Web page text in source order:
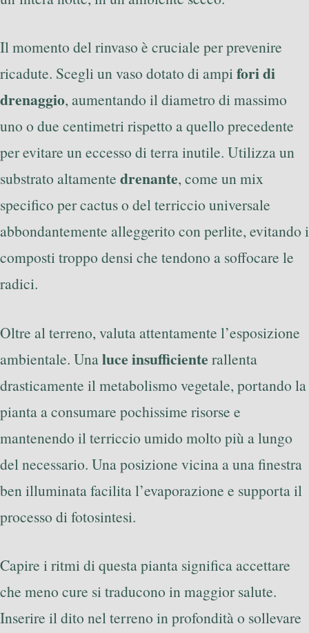
Il momento del rinvaso è cruciale per prevenire
ricadute. Scegli un vaso dotato di ampifori di
drenaggio, aumentando il diametro di massimo
uno o due centimetri rispetto a quello precedente
per evitare un eccesso di terra inutile. Utilizza un
substrato altamente drenante, come un mix
specifico per cactus o del terriccio universale
abbondantemente alleggerito con perlite, evitando i
composti troppo densi che tendono a soffocare le
radici.
Oltre al terreno, valuta attentamente l’esposizione
ambientale. Unaluce insufficiente rallenta
drasticamente il metabolismo vegetale, portando la
pianta a consumare pochissime risorse e
mantenendo il terriccio umido molto più a lungo
del necessario. Una posizione vicina a una finestra
ben illuminata facilita l’evaporazione e supporta il
processo di fotosintesi.
Capire i ritmi di questa pianta significa accettare
che meno cure si traducono in maggior salute.
Inserire il dito nel terreno in profondità o sollevare